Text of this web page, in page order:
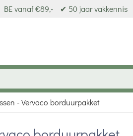
vanaf €89,- ✔ 50 jaar vakkennis
- Vervaco borduurpakket